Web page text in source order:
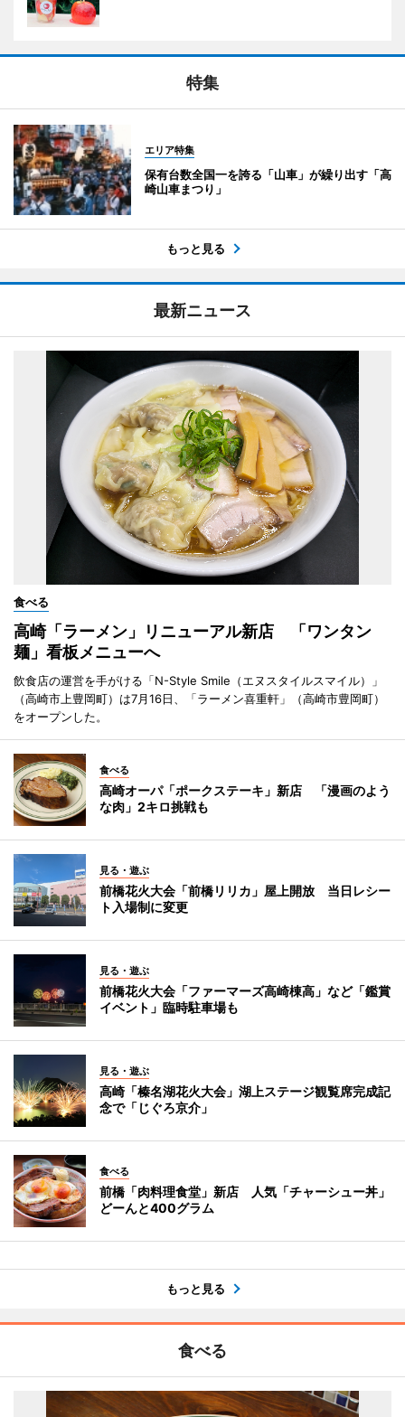
特集
エリア特集
保有台数全国一を誇る「山車」が繰り出す「高
崎山車まつり」
もっと見る
最新ニュース
食べる
高崎「ラーメン」リニューアル新店 「ワンタン
麺」看板メニューへ
飲食店の運営を手がける「N-Style Smile（エヌスタイルスマイル）」
（高崎市上豊岡町）は7月16日、「ラーメン喜重軒」（高崎市豊岡町）
をオープンした。
食べる
高崎オーパ「ポークステーキ」新店 「漫画のよう
な肉」2キロ挑戦も
見る・遊ぶ
前橋花火大会「前橋リリカ」屋上開放 当日レシー
ト入場制に変更
見る・遊ぶ
前橋花火大会「ファーマーズ高崎棟高」など「鑑賞
イベント」臨時駐車場も
見る・遊ぶ
高崎「榛名湖花火大会」湖上ステージ観覧席完成記
念で「じぐろ京介」
食べる
前橋「肉料理食堂」新店 人気「チャーシュー丼」
どーんと400グラム
もっと見る
食べる